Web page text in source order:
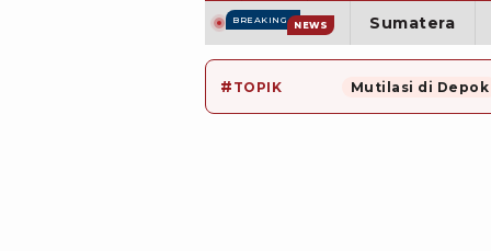
BREAKING NEWS Sumatera
# TOPIK Mutilasi di Depok